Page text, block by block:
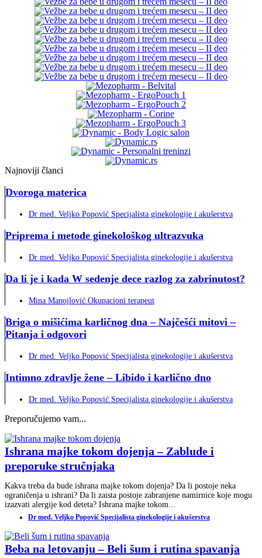
Najnoviji članci
Dvoroga materica
Dr med. Veljko Popović Specijalista ginekologije i akušerstva
Priprema i metode ginekološkog ultrazvuka
Dr med. Veljko Popović Specijalista ginekologije i akušerstva
Da li je i kada W sedenje dece razlog za zabrinutost?
Mina Manojlović Okupacioni terapeut
Briga o mišićima karličnog dna – Najčešći mitovi –
Pitanja i odgovori
Dr med. Veljko Popović Specijalista ginekologije i akušerstva
Intimno zdravlje žene – Libido i karlično dno
Dr med. Veljko Popović Specijalista ginekologije i akušerstva
Preporučujemo vam...
Ishrana majke tokom dojenja – Zablude i
preporuke stručnjaka
Kakva treba da bude ishrana majke tokom dojenja? Da li postoje neka
ograničenja u ishrani? Da li zaista postoje zabranjene namirnice koje mogu
izazvati alergije kod deteta? Ishrana majke tokom...
Dr med. Veljko Popović Specijalista ginekologije i akušerstva
Beba na letovanju – Beli šum i rutina spavanja